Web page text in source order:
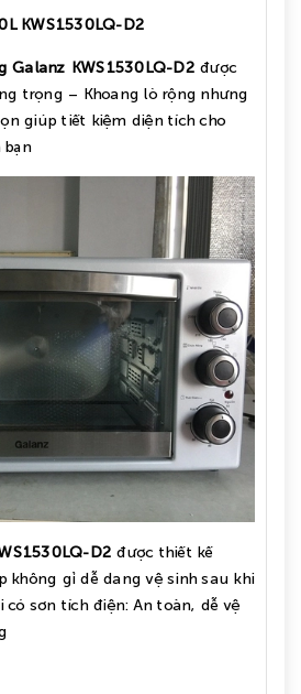
KWS1530LQ-D2
Galanz KWS1530LQ-D2được
trọng – Khoang lò rộng nhưng
giúp tiết kiệm diện tích cho
S1530LQ-D2 được thiết kế
không gỉ dễ dang vệ sinh sau khi
sơn tích điện: An toàn, dễ vệ